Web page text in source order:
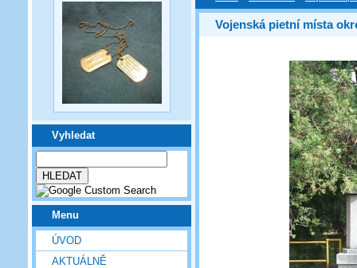
Vyhledat
Menu
ÚVOD
AKTUÁLNĚ
Vojenská pietní místa